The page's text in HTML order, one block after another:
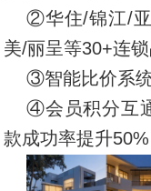
②华住/锦江/
美/丽呈等30+连
③智能比价系
④会员积分互
款成功率提升50%